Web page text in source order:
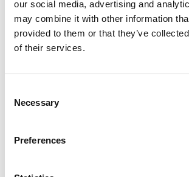
our social media, advertising and
may combine it with other information
provided to them or that they’ve
of their services.
Selection
Necessary
Preferences
Hvordan bruke mugg